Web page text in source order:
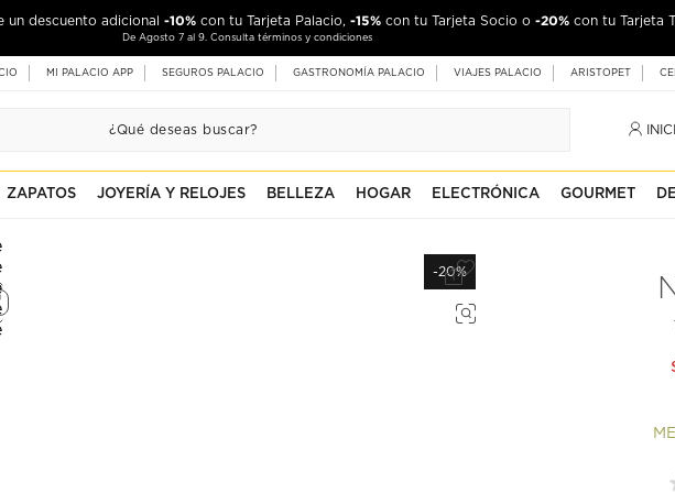
un descuento adicional -10% con tu Tarjeta Palacio, -15% con tu Tarjeta Socio o -20% con tu Tarjeta
De Agosto 7 al 9. Consulta términos y condiciones
MI PALACIO APP SEGUROS PALACIO GASTRONOMÍA PALACIO VIAJES PALACIO ARISTOPET
ZAPATOS JOYERÍA Y RELOJES BELLEZA HOGAR ELECTRÓNICA GOURMET
-20%